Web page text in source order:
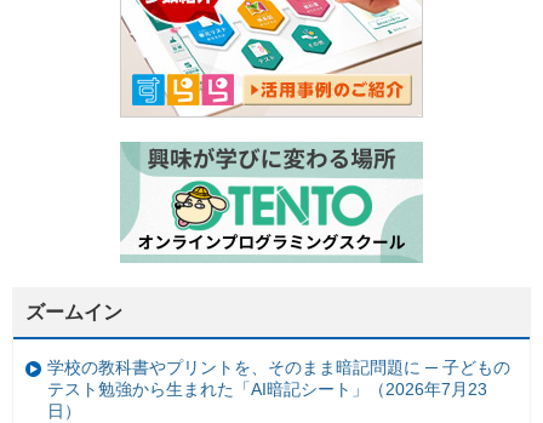
ズームイン
学校の教科書やプリントを、そのまま暗記問題に ─ 子どもの
テスト勉強から生まれた「AI暗記シート」（2026年7月23
日）